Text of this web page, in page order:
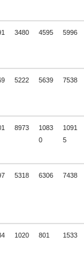
3480 4595 5996
5222 5639 7538
8973
1083
0
1091
5
5318 6306 7438
1020 801 1533